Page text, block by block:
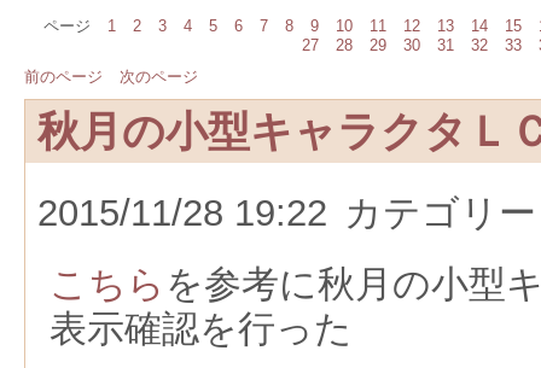
ページ 1 2 3 4 5 6 7 8 9 10 11 12 13 14 15
27
28 29 30 31 32 33
前のページ
次のページ
秋月の小型キャラクタＬ
2015/11/28 19:22 カテゴリ
こちら を参考に秋月の小型
表示確認を行った